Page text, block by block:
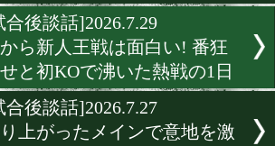
[試合後談話]2026.8.2
中日本新人王が決定!!
[試合後会見]2026.8.1